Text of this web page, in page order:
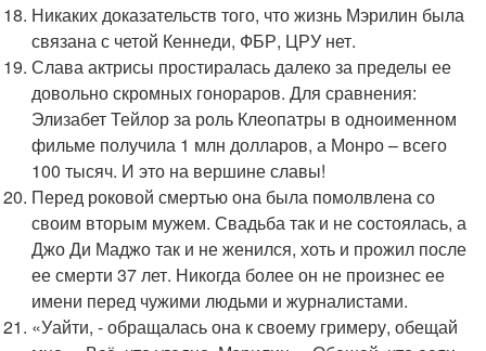
Никаких доказательств того, что жизнь Мэрилин была
связана с четой Кеннеди, ФБР, ЦРУ нет.
Слава актрисы простиралась далеко за пределы ее
довольно скромных гонораров. Для сравнения:
Элизабет Тейлор за роль Клеопатры в одноименном
фильме получила 1 млн долларов, а Монро – всего
100 тысяч. И это на вершине славы!
Перед роковой смертью она была помолвлена со
своим вторым мужем. Свадьба так и не состоялась, а
Джо Ди Маджо так и не женился, хоть и прожил после
ее смерти 37 лет. Никогда более он не произнес ее
имени перед чужими людьми и журналистами.
«Уайти, - обращалась она к своему гримеру, обещай